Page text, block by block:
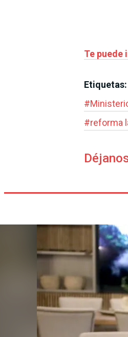
Te puede
Etiquetas:
#
#reforma